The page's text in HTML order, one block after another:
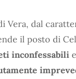
Vera, dal
il posto di
inconfessabili e